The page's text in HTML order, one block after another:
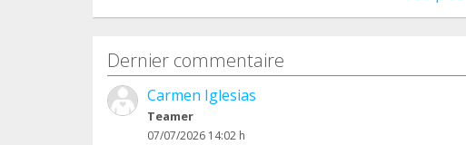
Dernier commentaire
Carmen Iglesias
Teamer
07/07/2026 14:02 h